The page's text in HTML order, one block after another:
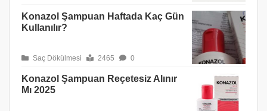
Konazol Şampuan Haftada Kaç Gün
Kullanılır?
Saç Dökülmesi 2465 0
Konazol Şampuan Reçetesiz Alınır
Mı 2025